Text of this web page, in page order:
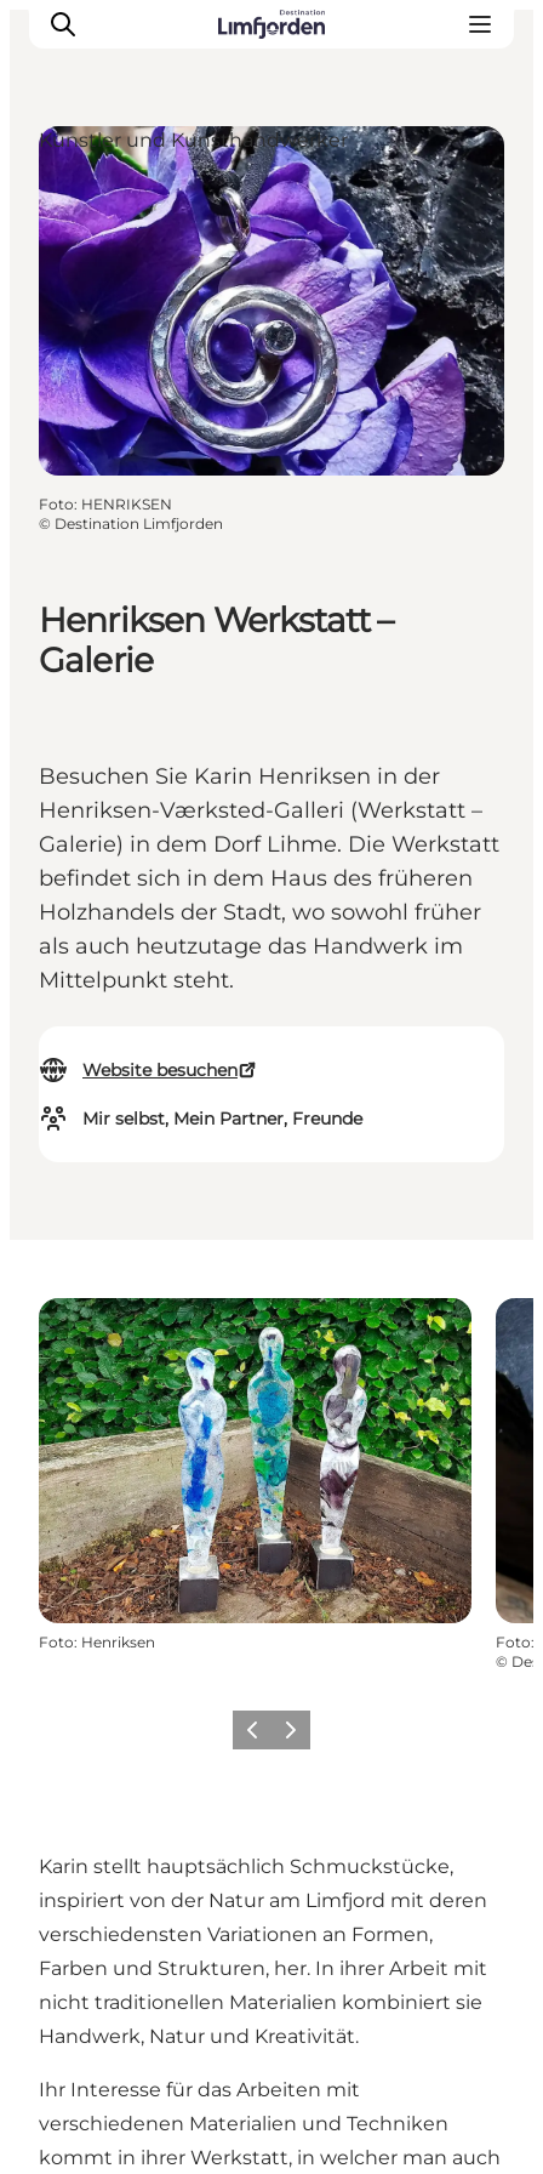
Henriksen Werkstatt –
Galerie
Besuchen Sie Karin Henriksen in der
Henriksen-Værksted-Galleri (Werkstatt –
Galerie) in dem Dorf Lihme. Die Werkstatt
befindet sich in dem Haus des früheren
Holzhandels der Stadt, wo sowohl früher
als auch heutzutage das Handwerk im
Mittelpunkt steht.
Website besuchen
Mir selbst, Mein Partner, Freunde
Künstler und Kunsthandwerker
Foto: HENRIKSEN
© Destination Limfjorden
Foto: Henriksen Foto:
©
Vorherige Folie
Nächste Folie
Karin stellt hauptsächlich Schmuckstücke,
inspiriert von der Natur am Limfjord mit deren
verschiedensten Variationen an Formen,
Farben und Strukturen, her. In ihrer Arbeit mit
nicht traditionellen Materialien kombiniert sie
Handwerk, Natur und Kreativität.
Ihr Interesse für das Arbeiten mit
verschiedenen Materialien und Techniken
kommt in ihrer Werkstatt, in welcher man auch